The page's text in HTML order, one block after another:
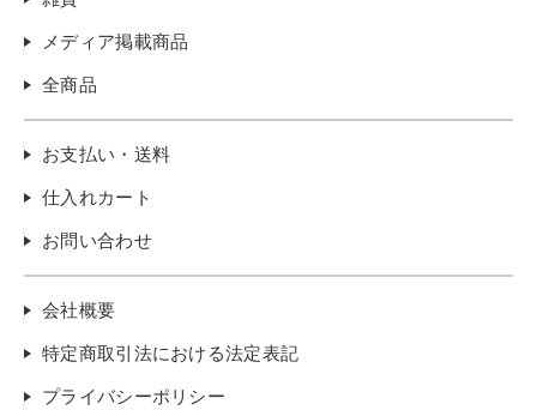
メディア掲載商品
全商品
お支払い・送料
仕入れカート
お問い合わせ
会社概要
特定商取引法における法定表記
プライバシーポリシー